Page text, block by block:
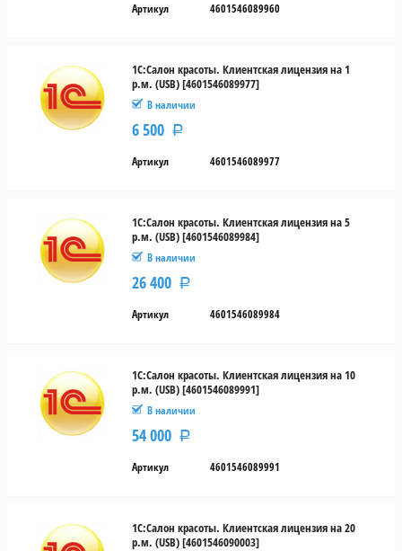
Артикул 4601546089960
1С:Салон красоты. Клиентская лицензия на 1
р.м. (USB) [4601546089977]
В наличии
6 500 Р
Артикул 4601546089977
1С:Салон красоты. Клиентская лицензия на 5
р.м. (USB) [4601546089984]
В наличии
26 400 Р
Артикул 4601546089984
1С:Салон красоты. Клиентская лицензия на 10
р.м. (USB) [4601546089991]
В наличии
54 000 Р
Артикул 4601546089991
1С:Салон красоты. Клиентская лицензия на 20
р.м. (USB) [4601546090003]